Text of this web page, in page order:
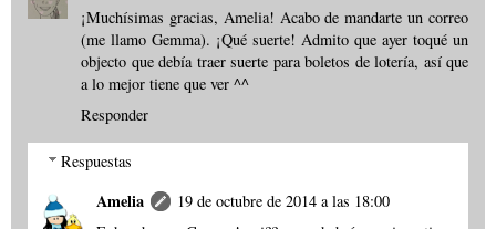
¡Muchísimas gracias, Amelia! Acabo de mandarte un correo
(me llamo Gemma). ¡Qué suerte! Admito que ayer toqué un
objecto que debía traer suerte para boletos de lotería, así que
a lo mejor tiene que ver ^^
Responder
Respuestas
Amelia
19 de octubre de 2014 a las 18:00